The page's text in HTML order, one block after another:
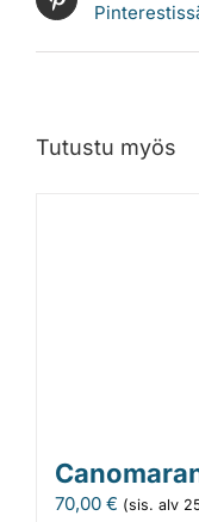
Tutustu myös
70,00 € (sis. alv